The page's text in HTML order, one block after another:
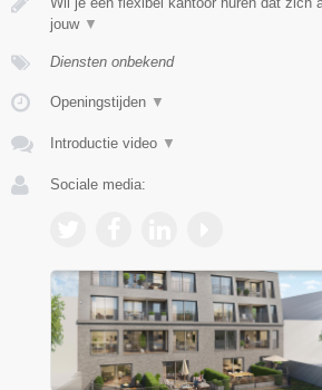
jouw ▼
Diensten onbekend
Openingstijden ▼
Introductie video ▼
Sociale media: